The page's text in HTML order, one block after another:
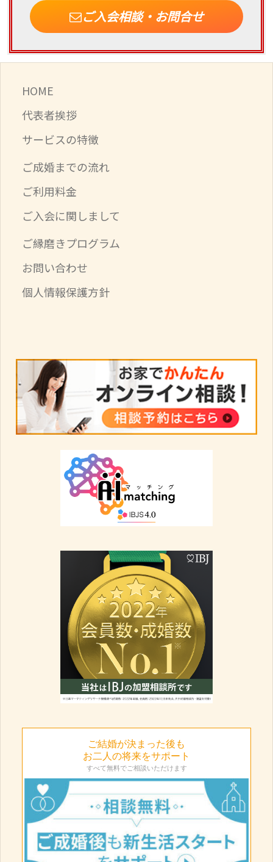
ご入会相談・お問合せ
HOME
代表者挨拶
サービスの特徴
ご成婚までの流れ
ご利用料金
ご入会に関しまして
ご縁磨きプログラム
お問い合わせ
個人情報保護方針
ご結婚が決まった後も
お二人の将来をサポート
すべて無料でご相談いただけます